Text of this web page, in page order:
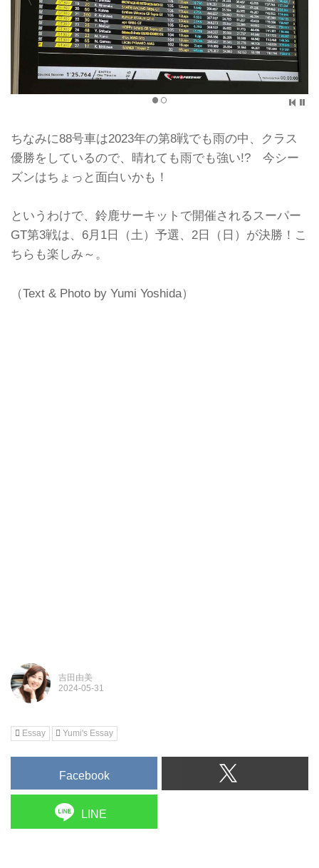
ちなみに88号車は2023年の第8戦でも雨の中、クラス
優勝をしているので、晴れても雨でも強い!? 今シー
ズンはちょっと面白いかも！
というわけで、鈴鹿サーキットで開催されるスーパー
GT第3戦は、6月1日（土）予選、2日（日）が決勝！こ
ちらも楽しみ～。
（Text & Photo by Yumi Yoshida）
吉田由美
Essay Yumi's Essay
Facebook
LINE